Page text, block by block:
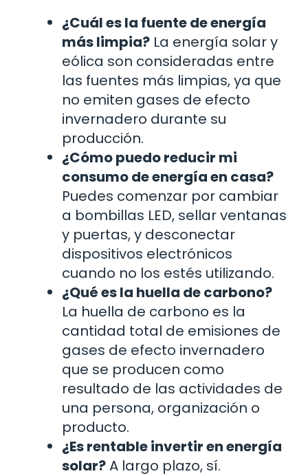
¿Cuál es la fuente de energía
más limpia? La energía solar y
eólica son consideradas entre
las fuentes más limpias, ya que
no emiten gases de efecto
invernadero durante su
producción.
¿Cómo puedo reducir mi
consumo de energía en casa?
Puedes comenzar por cambiar
a bombillas LED, sellar ventanas
y puertas, y desconectar
dispositivos electrónicos
cuando no los estés utilizando.
¿Qué es la huella de carbono?
La huella de carbono es la
cantidad total de emisiones de
gases de efecto invernadero
que se producen como
resultado de las actividades de
una persona, organización o
producto.
¿Es rentable invertir en energía
solar?A largo plazo, sí.